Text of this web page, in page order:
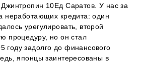
10Ед Саратов. У нас за
неработающих кредита: один
урегулировать, второй
процедуру, но он стал
году задолго до финансового
японцы заинтересованы в